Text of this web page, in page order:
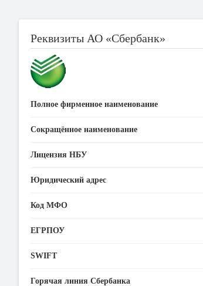
Реквизиты АО «Сбербанк»
Полное фирменное наименование
Сокращённое наименование
Лицензия НБУ
Юридический адрес
Код МФО
ЕГРПОУ
SWIFT
Горячая линия Сбербанка